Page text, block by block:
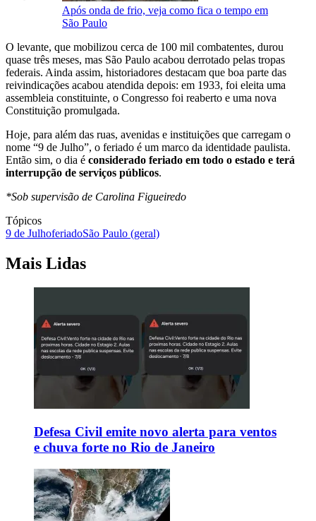
Após onda de frio, veja como fica o tempo em
São Paulo
O levante, que mobilizou cerca de 100 mil combatentes, durou
quase três meses, mas São Paulo acabou derrotado pelas tropas
federais. Ainda assim, historiadores destacam que boa parte das
reivindicações acabou atendida depois: em 1933, foi eleita uma
assembleia constituinte, o Congresso foi reaberto e uma nova
Constituição promulgada.
Hoje, para além das ruas, avenidas e instituições que carregam o
nome “9 de Julho”, o feriado é um marco da identidade paulista.
Então sim, o dia é considerado feriado em todo o estado e terá
interrupção de serviços públicos.
*Sob supervisão de Carolina Figueiredo
Tópicos
9 de JulhoferiadoSão Paulo (geral)
Mais Lidas
Defesa Civil emite novo alerta para ventos
e chuva forte no Rio de Janeiro